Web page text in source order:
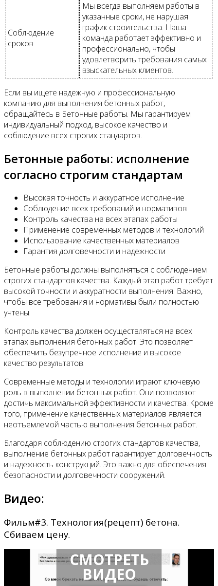
Соблюдение
сроков
Мы всегда выполняем работы в
указанные сроки, не нарушая
график строительства. Наша
команда работает эффективно и
профессионально, чтобы
удовлетворить требования самых
взыскательных клиентов.
Если вы ищете надежную и профессиональную
компанию для выполнения бетонных работ,
обращайтесь в Бетонные работы. Мы гарантируем
индивидуальный подход, высокое качество и
соблюдение всех строгих стандартов.
Бетонные работы: исполнение
согласно строгим стандартам
Высокая точность и аккуратное исполнение
Соблюдение всех требований и нормативов
Контроль качества на всех этапах работы
Применение современных методов и технологий
Использование качественных материалов
Гарантия долговечности и надежности
Бетонные работы должны выполняться с соблюдением
строгих стандартов качества. Каждый этап работ требует
высокой точности и аккуратности выполнения. Важно,
чтобы все требования и нормативы были полностью
учтены.
Контроль качества должен осуществляться на всех
этапах выполнения бетонных работ. Это позволяет
обеспечить безупречное исполнение и высокое
качество результатов.
Современные методы и технологии играют ключевую
роль в выполнении бетонных работ. Они позволяют
достичь максимальной эффективности и качества. Кроме
того, применение качественных материалов является
неотъемлемой частью выполнения бетонных работ.
Благодаря соблюдению строгих стандартов качества,
выполнение бетонных работ гарантирует долговечность
и надежность конструкций. Это важно для обеспечения
безопасности и долговечности сооружений.
Видео:
Фильм#3. Технология(рецепт) бетона.
Сбиваем цену.
СМОТРЕТЬ
ВИДЕО